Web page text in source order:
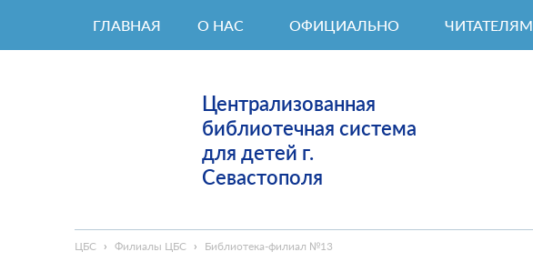
ГЛАВНАЯ О НАС ОФИЦИАЛЬНО ЧИТАТЕЛЯМ
Централизованная
библиотечная система
для детей г.
Севастополя
ЦБС › Филиалы ЦБС › Библиотека-филиал №13